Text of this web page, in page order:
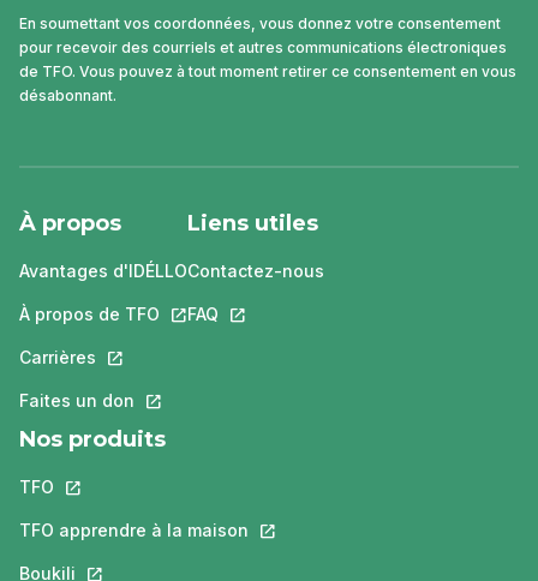
En soumettant vos coordonnées, vous donnez votre consentement
pour recevoir des courriels et autres communications électroniques
de TFO. Vous pouvez à tout moment retirer ce consentement en vous
désabonnant.
À propos
Avantages d'IDÉLLO
À propos de TFO Ce lien s'ouvrira dans un nouvel onglet.
Carrières Ce lien s'ouvrira dans un nouvel onglet.
Faites un don Ce lien s'ouvrira dans un nouvel onglet.
Liens utiles
Contactez-nous
FAQ Ce lien s'ouvrira dans un nouvel
Nos produits
TFO Ce lien s'ouvrira dans un nouvel onglet.
TFO apprendre à la maison Ce lien s'ouvrira dans un nouvel
Boukili Ce lien s'ouvrira dans un nouvel onglet.